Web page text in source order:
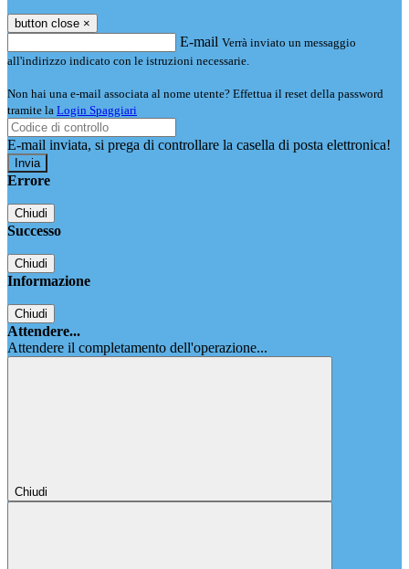
button close ×
E-mail Verrà inviato un messaggio
all'indirizzo indicato con le istruzioni necessarie.
Non hai una e-mail associata al nome utente? Effettua il reset della password
tramite la Login Spaggiari
E-mail inviata, si prega di controllare la casella di posta elettronica!
Errore
Chiudi
Successo
Chiudi
Informazione
Chiudi
Attendere...
Attendere il completamento dell'operazione...
Chiudi